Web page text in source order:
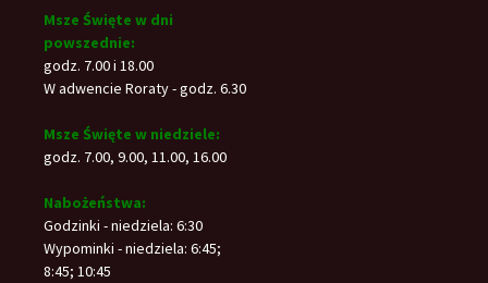
Msze Święte w dni
powszednie:
godz. 7.00 i 18.00
W adwencie Roraty - godz. 6.30
Msze Święte w niedziele:
godz. 7.00, 9.00, 11.00, 16.00
Nabożeństwa:
Godzinki - niedziela: 6:30
Wypominki - niedziela: 6:45;
8:45; 10:45